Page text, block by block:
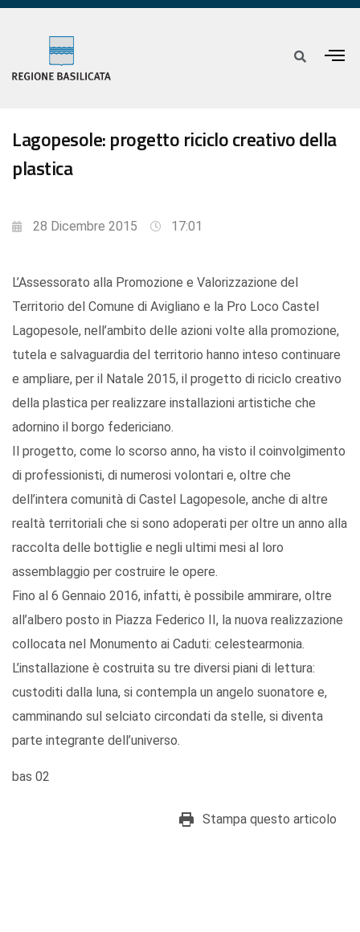
Lagopesole: progetto riciclo creativo della
plastica
28 Dicembre 2015 17:01
L’Assessorato alla Promozione e Valorizzazione del
Territorio del Comune di Avigliano e la Pro Loco Castel
Lagopesole, nell’ambito delle azioni volte alla promozione,
tutela e salvaguardia del territorio hanno inteso continuare
e ampliare, per il Natale 2015, il progetto di riciclo creativo
della plastica per realizzare installazioni artistiche che
adornino il borgo federiciano.
Il progetto, come lo scorso anno, ha visto il coinvolgimento
di professionisti, di numerosi volontari e, oltre che
dell’intera comunità di Castel Lagopesole, anche di altre
realtà territoriali che si sono adoperati per oltre un anno alla
raccolta delle bottiglie e negli ultimi mesi al loro
assemblaggio per costruire le opere.
Fino al 6 Gennaio 2016, infatti, è possibile ammirare, oltre
all’albero posto in Piazza Federico II, la nuova realizzazione
collocata nel Monumento ai Caduti: celestearmonia.
L’installazione è costruita su tre diversi piani di lettura:
custoditi dalla luna, si contempla un angelo suonatore e,
camminando sul selciato circondati da stelle, si diventa
parte integrante dell’universo.
bas 02
Stampa questo articolo